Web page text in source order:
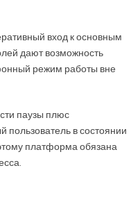
вход к основным
дают возможность
режим работы вне
паузы плюс
в состоянии
платформа обязана